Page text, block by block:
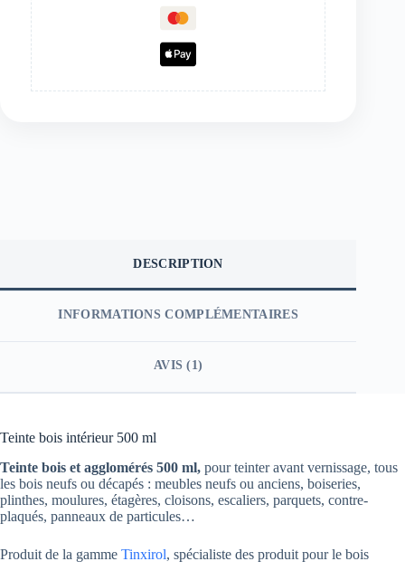
DESCRIPTION
INFORMATIONS COMPLÉMENTAIRES
AVIS (1)
Teinte bois intérieur 500 ml
Teinte bois et agglomérés 500 ml, pour teinter avant vernissage, tous
les bois neufs ou décapés : meubles neufs ou anciens, boiseries,
plinthes, moulures, étagères, cloisons, escaliers, parquets, contre-
plaqués, panneaux de particules…
Produit de la gamme Tinxirol, spécialiste des produit pour le bois